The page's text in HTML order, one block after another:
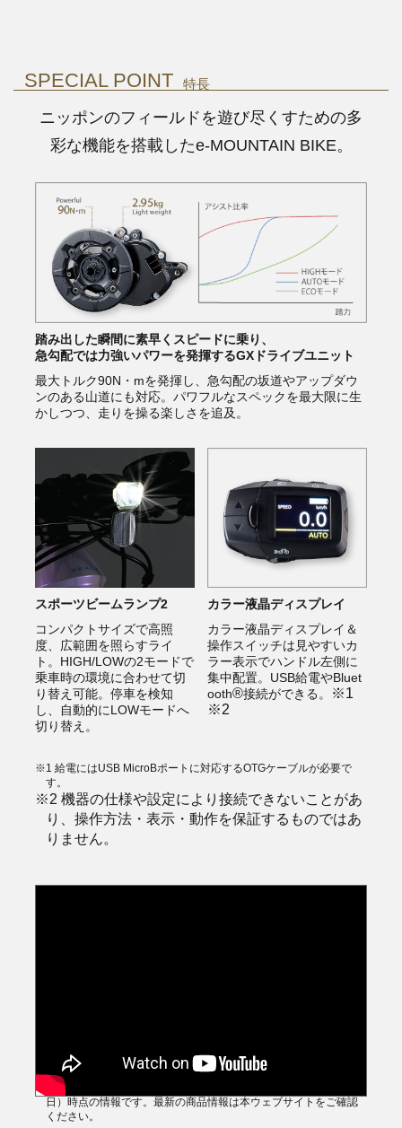
SPECIAL POINT 特長
ニッポンのフィールドを遊び尽くすための多
彩な機能を搭載したe-MOUNTAIN BIKE。
踏み出した瞬間に素早くスピードに乗り、
急勾配では力強いパワーを発揮するGXドライブユニット
最大トルク90N・mを発揮し、急勾配の坂道やアップダウ
ンのある山道にも対応。パワフルなスペックを最大限に生
かしつつ、走りを操る楽しさを追及。
スポーツビームランプ2
コンパクトサイズで高照
度、広範囲を照らすライ
ト。HIGH/LOWの2モードで
乗車時の環境に合わせて切
り替え可能。停車を検知
し、自動的にLOWモードへ
切り替え。
カラー液晶ディスプレイ
カラー液晶ディスプレイ＆
操作スイッチは見やすいカ
ラー表示でハンドル左側に
集中配置。USB給電やBluet
ooth®接続ができる。 ※1
※2
※1 給電にはUSB MicroBポートに対応するOTGケーブルが必要で
す。
※2 機器の仕様や設定により接続できないことがあ
り、操作方法・表示・動作を保証するものではあ
りません。
※旧商品を使用しており、動画の内容は撮影当時（2022年2月25
日）時点の情報です。最新の商品情報は本ウェブサイトをご確認
ください。